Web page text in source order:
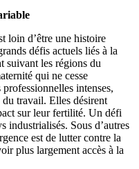
loin d’être une histoire
défis actuels liés à la
suivant les régions du
qui ne cesse
intenses,
travail. Elles désirent
sur leur fertilité. Un défi
industrialisés. Sous d’autres
est de lutter contre la
plus largement accès à la